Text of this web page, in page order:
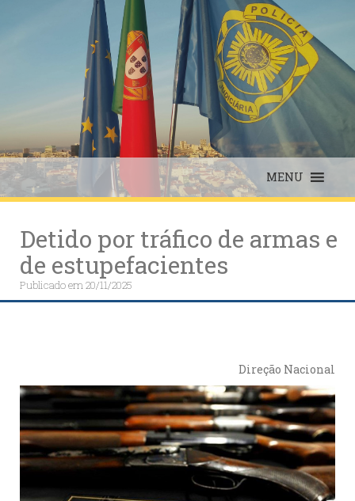
MENU
Detido por tráfico de armas e
de estupefacientes
Publicado em20/11/2025
Direção Nacional